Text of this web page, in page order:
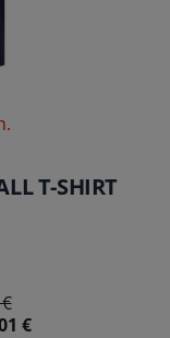
T-SHIRT
€